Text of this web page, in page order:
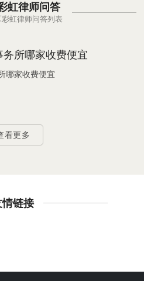
虹律师问答
虹律师问答列表
所哪家收费便宜
哪家收费便宜
看更多
情链接